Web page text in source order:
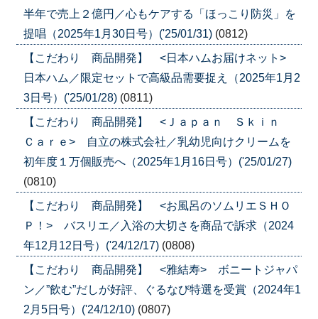
半年で売上２億円／心もケアする「ほっこり防災」を
提唱（2025年1月30日号）('25/01/31) (0812)
【こだわり 商品開発】 <日本ハムお届けネット>
日本ハム／限定セットで高級品需要捉え（2025年1月2
3日号）('25/01/28) (0811)
【こだわり 商品開発】 <Ｊａｐａｎ Ｓｋｉｎ
Ｃａｒｅ> 自立の株式会社／乳幼児向けクリームを
初年度１万個販売へ（2025年1月16日号）('25/01/27)
(0810)
【こだわり 商品開発】 <お風呂のソムリエＳＨＯ
Ｐ！> バスリエ／入浴の大切さを商品で訴求（2024
年12月12日号）('24/12/17) (0808)
【こだわり 商品開発】 <雅結寿> ボニートジャパ
ン／”飲む”だしが好評、ぐるなび特選を受賞（2024年1
2月5日号）('24/12/10) (0807)